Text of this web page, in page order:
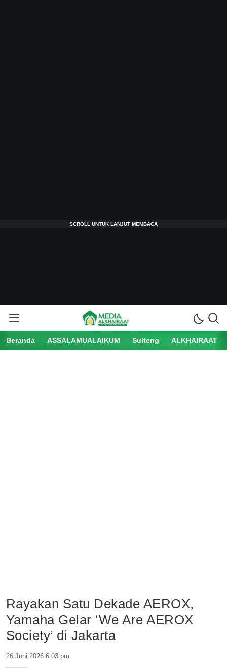
Beranda ASSALAMUALAIKUM Sulteng ALKHAIRAAT
Rayakan Satu Dekade AEROX,
Yamaha Gelar ‘We Are AEROX
Society’ di Jakarta
26 Juni 2026 6:03 pm